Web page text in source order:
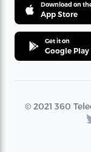
Download on
App Store
Get it on
Google Play
© 2021 360